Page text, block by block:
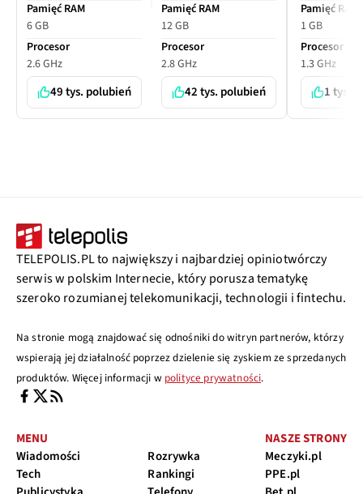
Pamięć RAM
6 GB
Procesor
2.6 GHz
49 tys. polubień
Pamięć RAM
12 GB
Procesor
2.8 GHz
42 tys. polubień
Pamięć RAM
1 GB
Procesor
1.3 GHz
1 tys.
TELEPOLIS.PL to największy i najbardziej opiniotwórczy
serwis w polskim Internecie, który porusza tematykę
szeroko rozumianej telekomunikacji, technologii i fintechu.
Na stronie mogą znajdować się odnośniki do witryn partnerów, którzy
wspierają jej działalność poprzez dzielenie się zyskiem ze sprzedanych
produktów. Więcej informacji w polityce prywatności.
MENU
Wiadomości
Tech
Rozrywka
Rankingi
NASZE STRONY
Meczyki.pl
PPE.pl